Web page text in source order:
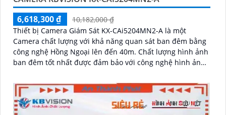
6,618,300 ₫
10,182,000 ₫
Thiết bị Camera Giám Sát KX-CAi5204MN2-A là một
Camera chất lượng với khả năng quan sát ban đêm bằng
công nghệ Hồng Ngoại lên đến 40m. Chất lượng hình ảnh
ban đêm tốt nhất được đảm bảo với công nghệ hình ảnh